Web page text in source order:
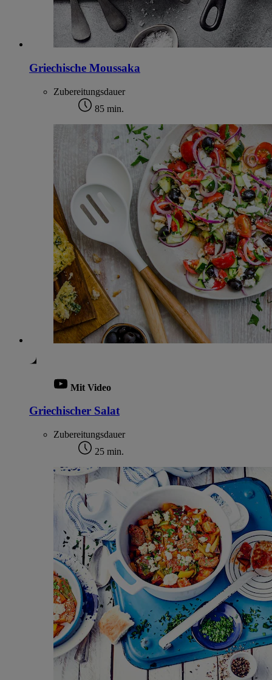
Griechische Moussaka
Zubereitungsdauer
85 min.
Mit Video
Griechischer Salat
Zubereitungsdauer
25 min.